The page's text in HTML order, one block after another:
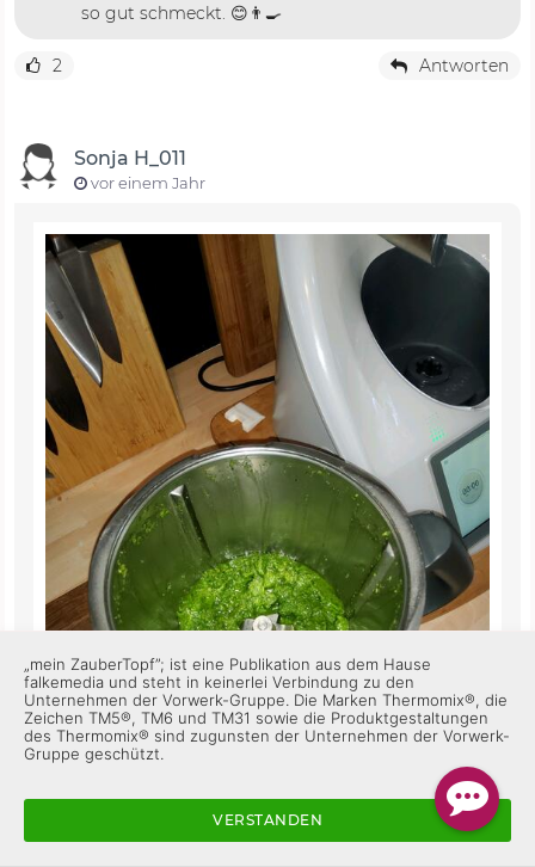
so gut schmeckt. 😊👨‍🍳
2 Antworten
Sonja H_011
vor einem Jahr
„mein ZauberTopf”; ist eine Publikation aus dem Hause
falkemedia und steht in keinerlei Verbindung zu den
Unternehmen der Vorwerk-Gruppe. Die Marken Thermomix®, die
Zeichen TM5®, TM6 und TM31 sowie die Produktgestaltungen
des Thermomix® sind zugunsten der Unternehmen der Vorwerk-
Gruppe geschützt.
VERSTANDEN